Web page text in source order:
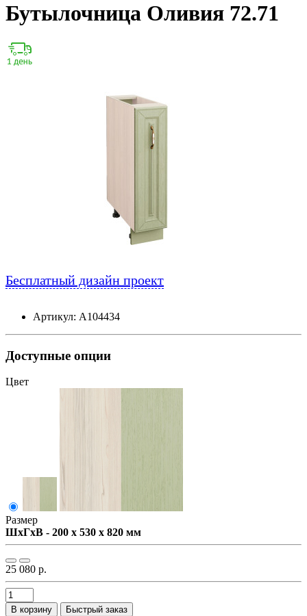
Бутылочница Оливия 72.71
Бесплатный дизайн проект
Артикул: А104434
Доступные опции
Цвет
Размер
ШxГxВ - 200 x 530 x 820 мм
25 080 р.
В корзину Быстрый заказ